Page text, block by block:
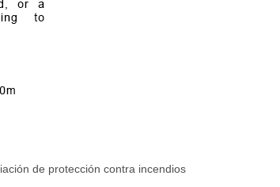
de protección contra incendios